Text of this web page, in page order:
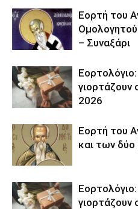
Εορτή του
– Συναξάρι
γιορτάζουν
2026
Εορτή του
και των
γιορτάζουν